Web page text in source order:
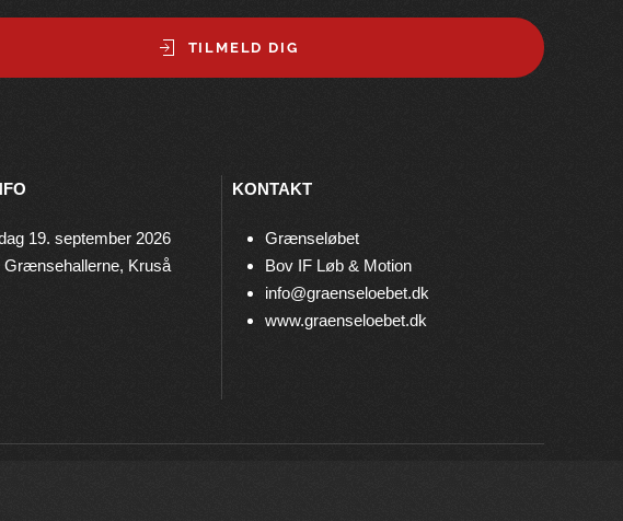
TILMELD DIG
19. september 2026
Grænsehallerne, Kruså
KONTAKT
Grænseløbet
Bov IF Løb & Motion
info@graenseloebet.dk
www.graenseloebet.dk